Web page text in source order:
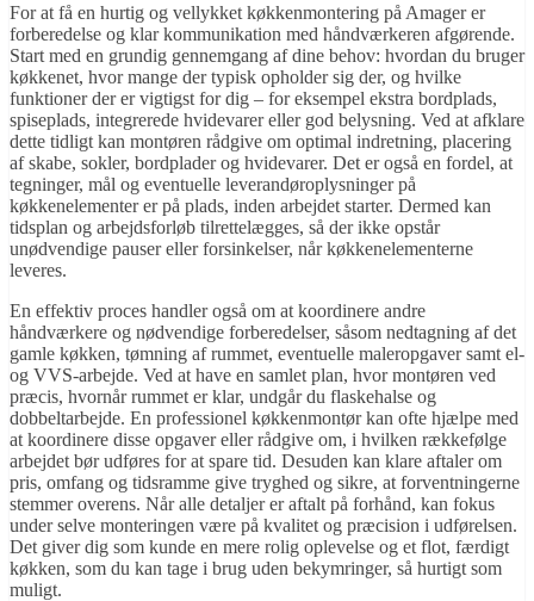
For at få en hurtig og vellykket køkkenmontering på Amager er
forberedelse og klar kommunikation med håndværkeren afgørende.
Start med en grundig gennemgang af dine behov: hvordan du bruger
køkkenet, hvor mange der typisk opholder sig der, og hvilke
funktioner der er vigtigst for dig – for eksempel ekstra bordplads,
spiseplads, integrerede hvidevarer eller god belysning. Ved at afklare
dette tidligt kan montøren rådgive om optimal indretning, placering
af skabe, sokler, bordplader og hvidevarer. Det er også en fordel, at
tegninger, mål og eventuelle leverandøroplysninger på
køkkenelementer er på plads, inden arbejdet starter. Dermed kan
tidsplan og arbejdsforløb tilrettelægges, så der ikke opstår
unødvendige pauser eller forsinkelser, når køkkenelementerne
leveres.
En effektiv proces handler også om at koordinere andre
håndværkere og nødvendige forberedelser, såsom nedtagning af det
gamle køkken, tømning af rummet, eventuelle maleropgaver samt el-
og VVS-arbejde. Ved at have en samlet plan, hvor montøren ved
præcis, hvornår rummet er klar, undgår du flaskehalse og
dobbeltarbejde. En professionel køkkenmontør kan ofte hjælpe med
at koordinere disse opgaver eller rådgive om, i hvilken rækkefølge
arbejdet bør udføres for at spare tid. Desuden kan klare aftaler om
pris, omfang og tidsramme give tryghed og sikre, at forventningerne
stemmer overens. Når alle detaljer er aftalt på forhånd, kan fokus
under selve monteringen være på kvalitet og præcision i udførelsen.
Det giver dig som kunde en mere rolig oplevelse og et flot, færdigt
køkken, som du kan tage i brug uden bekymringer, så hurtigt som
muligt.